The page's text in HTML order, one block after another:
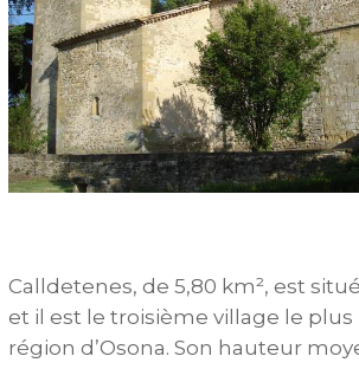
Calldetenes, de 5,80 km², est
et il est le troisième village le plus
région d’Osona. Son hauteur